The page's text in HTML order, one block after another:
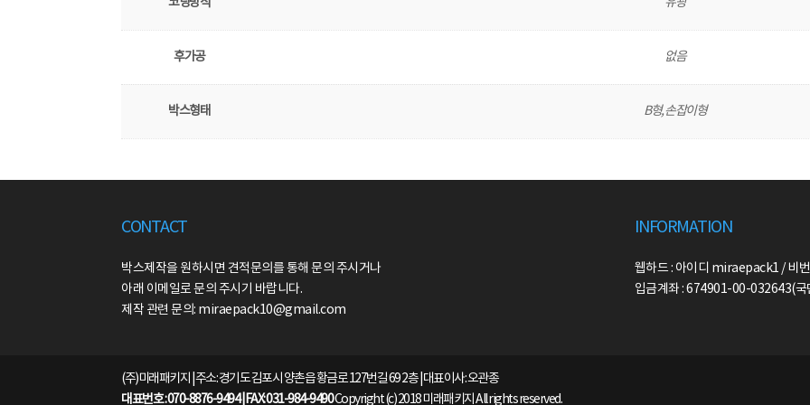
후가공 없음
박스형태 B형, 손잡이형
CONTACT
박스제작을 원하시면 견적문의를 통해 문의 주시거나
아래 이메일로 문의 주시기 바랍니다.
제작 관련 문의: miraepack10@gmail.com
INFORMATION
웹하드 : 아이디 miraepack1 / 비
입금계좌 : 674901-00-032643(국
(주)미래패키지 | 주소: 경기도 김포시 양촌읍 황금로 127번길 69 2층 | 대표이사: 오관종
대표번호 : 070-8876-9494 | FAX: 031-984-9490Copyright (c) 2018 미래패키지 All rights reserved.